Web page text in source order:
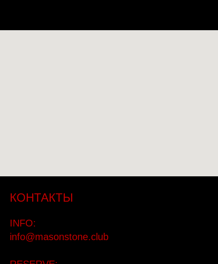
КОНТАКТЫ
INFO:
info@masonstone.club